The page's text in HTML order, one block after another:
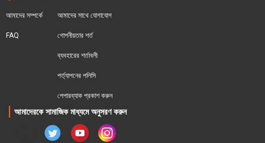
আমাদের সম্পর্কে
FAQ
আমাদের সাথে যোগাযোগ
গোপনীয়তার শর্ত
ব্যবহারের শর্তাবলী
পর্ত্যাপনের পলিসি
পেপারব্যাক প্রকাশ করুন
আমাদেরকে সামাজিক মাধ্যমে অনুসরণ করুন